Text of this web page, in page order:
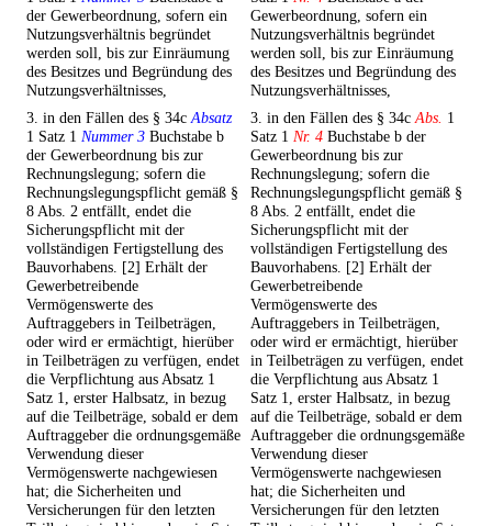
der Gewerbeordnung, sofern ein
Nutzungsverhältnis begründet
werden soll, bis zur Einräumung
des Besitzes und Begründung des
Nutzungsverhältnisses,
Gewerbeordnung, sofern ein
Nutzungsverhältnis begründet
werden soll, bis zur Einräumung
des Besitzes und Begründung des
Nutzungsverhältnisses,
3. in den Fällen des § 34cAbsatz
1 Satz 1 Nummer 3 Buchstabe b
der Gewerbeordnung bis zur
Rechnungslegung; sofern die
Rechnungslegungspflicht gemäß §
8 Abs. 2 entfällt, endet die
Sicherungspflicht mit der
vollständigen Fertigstellung des
Bauvorhabens. [2] Erhält der
Gewerbetreibende
Vermögenswerte des
Auftraggebers in Teilbeträgen,
oder wird er ermächtigt, hierüber
in Teilbeträgen zu verfügen, endet
die Verpflichtung aus Absatz 1
Satz 1, erster Halbsatz, in bezug
auf die Teilbeträge, sobald er dem
Auftraggeber die ordnungsgemäße
Verwendung dieser
Vermögenswerte nachgewiesen
hat; die Sicherheiten und
Versicherungen für den letzten
3. in den Fällen des § 34cAbs. 1
Satz 1 Nr. 4 Buchstabe b der
Gewerbeordnung bis zur
Rechnungslegung; sofern die
Rechnungslegungspflicht gemäß §
8 Abs. 2 entfällt, endet die
Sicherungspflicht mit der
vollständigen Fertigstellung des
Bauvorhabens. [2] Erhält der
Gewerbetreibende
Vermögenswerte des
Auftraggebers in Teilbeträgen,
oder wird er ermächtigt, hierüber
in Teilbeträgen zu verfügen, endet
die Verpflichtung aus Absatz 1
Satz 1, erster Halbsatz, in bezug
auf die Teilbeträge, sobald er dem
Auftraggeber die ordnungsgemäße
Verwendung dieser
Vermögenswerte nachgewiesen
hat; die Sicherheiten und
Versicherungen für den letzten